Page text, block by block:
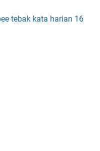
tebak kata harian 16